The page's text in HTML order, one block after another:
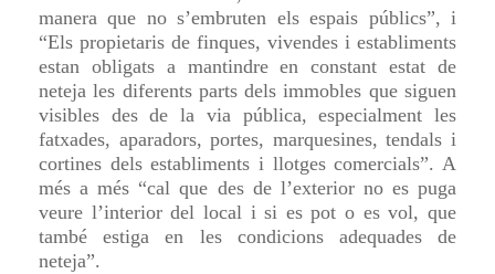
manera que no s’embruten els espais públics”, i
“Els propietaris de finques, vivendes i establiments
estan obligats a mantindre en constant estat de
neteja les diferents parts dels immobles que siguen
visibles des de la via pública, especialment les
fatxades, aparadors, portes, marquesines, tendals i
cortines dels establiments i llotges comercials”. A
més a més “cal que des de l’exterior no es puga
veure l’interior del local i si es pot o es vol, que
també estiga en les condicions adequades de
neteja”.